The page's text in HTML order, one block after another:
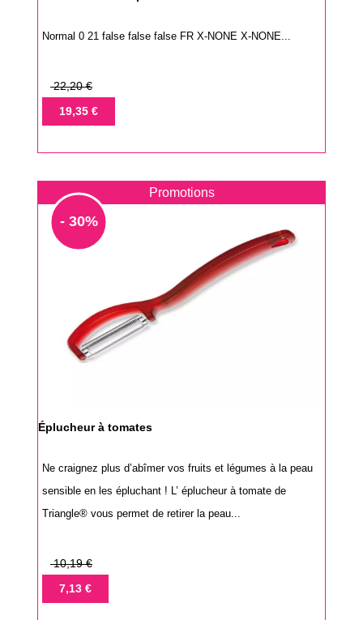
Normal 0 21 false false false FR X-NONE X-NONE...
Prix
base
22,20 €
Prix19,35 €
Promotions
- 30%
Éplucheur à tomates
Ne craignez plus d’abîmer vos fruits et légumes à la peau
sensible en les épluchant ! L’ éplucheur à tomate de
Triangle® vous permet de retirer la peau...
Prix
base
10,19 €
Prix7,13 €